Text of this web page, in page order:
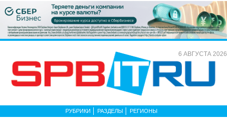
6 АВГУСТА 2026
РУБРИКИ РАЗДЕЛЫ РЕГИОНЫ